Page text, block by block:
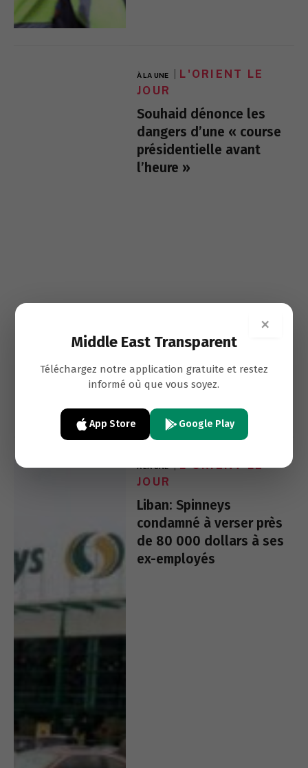
À LA UNE
L'ORIENT LE
JOUR
Souhaid dénonce les
dangers d’une « course
présidentielle avant
l’heure »
À LA UNE
L'ORIENT LE
JOUR
Liban: Spinneys
condamné à verser près
de 80 000 dollars à ses
ex-employés
×
Middle East Transparent
Téléchargez notre application gratuite et restez
informé où que vous soyez.
App Store Google Play